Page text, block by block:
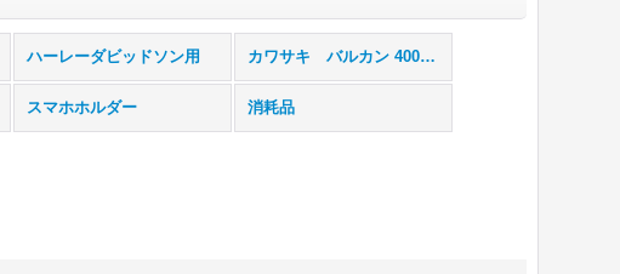
ハーレーダビッドソン用 カワサキ バルカン 400/800用
スマホホルダー 消耗品